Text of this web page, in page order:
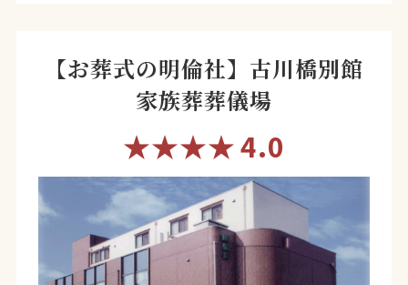
【お葬式の明倫社】古川橋別館
家族葬葬儀場
★★★★4.0